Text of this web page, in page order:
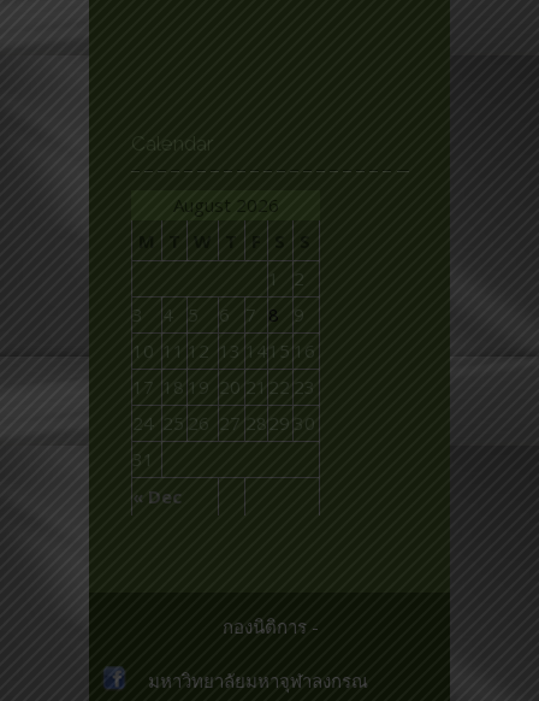
Calendar
August 2026
M
T W T F S S
« Dec
1
2
3
4 5 6 7 8
9
10 11 12 13 14 15 16
17
18 19 20 21 22 23
24 25 26 27 28 29 30
31
กองนิติการ -
มหาวิทยาลัยมหาจุฬาลงกรณ